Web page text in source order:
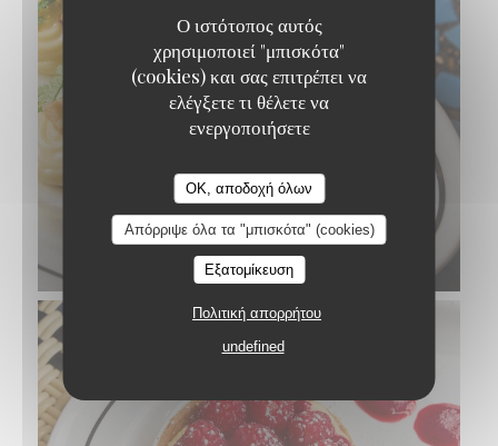
Ο ιστότοπος αυτός
χρησιμοποιεί "μπισκότα"
(cookies) και σας επιτρέπει να
ελέγξετε τι θέλετε να
ενεργοποιήσετε
OK, αποδοχή όλων
Απόρριψε όλα τα "μπισκότα" (cookies)
Εξατομίκευση
Πολιτική απορρήτου
undefined
ŒUFS MAYONNAISE